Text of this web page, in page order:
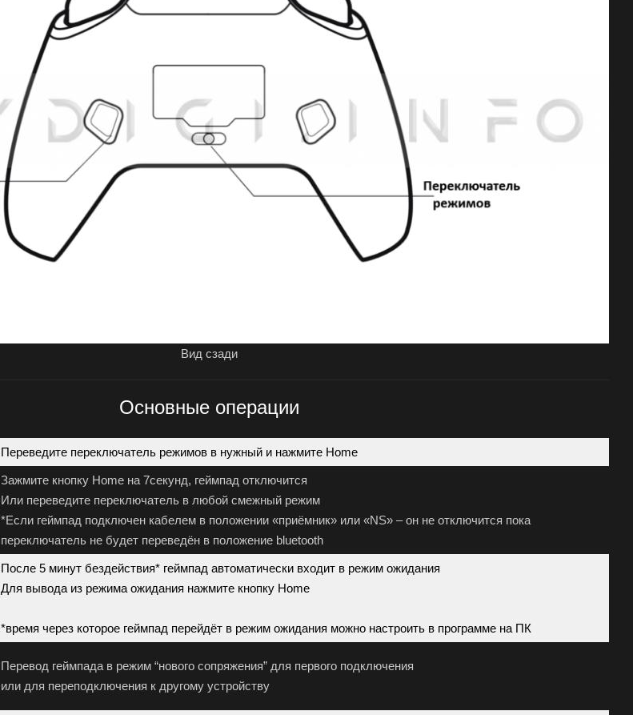
Вид сзади
Основные операции
Переведите переключатель режимов в нужный и нажмите Home
Зажмите кнопку Home на 7секунд, геймпад отключится
Или переведите переключатель в любой смежный режим
*Если геймпад подключен кабелем в положении «приёмник» или «NS» – он не отключится пока
переключатель не будет переведён в положение bluetooth
После 5 минут бездействия* геймпад автоматически входит в режим ожидания
Для вывода из режима ожидания нажмите кнопку Home
*время через которое геймпад перейдёт в режим ожидания можно настроить в программе на ПК
Перевод геймпада в режим “нового сопряжения” для первого подключения
или для переподключения к другому устройству